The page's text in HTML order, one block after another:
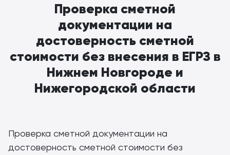
Проверка сметной
документации на
достоверность сметной
стоимости без внесения в ЕГРЗ в
Нижнем Новгороде и
Нижегородской области
Проверка сметной документации на
достоверность сметной стоимости без